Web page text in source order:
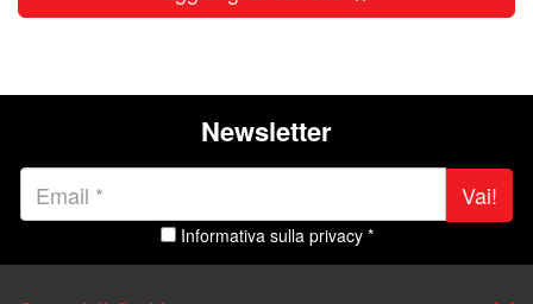
Newsletter
Vai!
Informativa sulla privacy *